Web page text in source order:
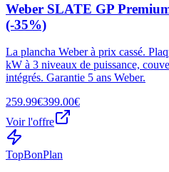
Weber SLATE GP
(-35%)
La plancha Weber à prix cassé.
kW à 3 niveaux de puissance,
intégrés. Garantie 5 ans Weber.
259.99€399.00€
Voir l'offre
TopBonPlan